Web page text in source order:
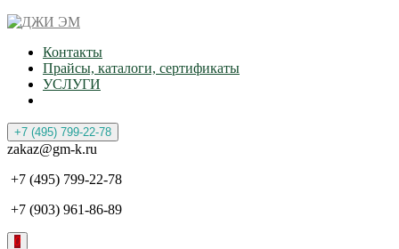
Контакты
Прайсы, каталоги, сертификаты
УСЛУГИ
+7 (495) 799-22-78
zakaz@gm-k.ru
+7 (495) 799-22-78
+7 (903) 961-86-89
0